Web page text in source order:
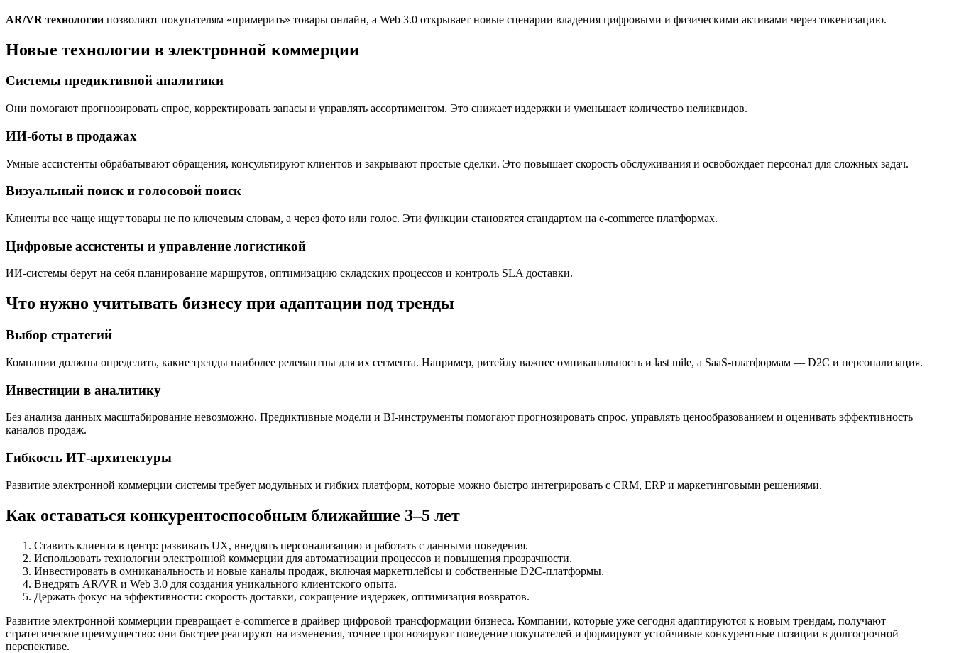
AR/VR технологии позволяют покупателям «примерить» товары онлайн, а Web 3.0 открывает новые сценарии владения цифровыми и физическими активами через токенизацию.
Новые технологии в электронной коммерции
Системы предиктивной аналитики
Они помогают прогнозировать спрос, корректировать запасы и управлять ассортиментом. Это снижает издержки и уменьшает количество неликвидов.
ИИ-боты в продажах
Умные ассистенты обрабатывают обращения, консультируют клиентов и закрывают простые сделки. Это повышает скорость обслуживания и освобождает персонал для сложных задач.
Визуальный поиск и голосовой поиск
Клиенты все чаще ищут товары не по ключевым словам, а через фото или голос. Эти функции становятся стандартом на e-commerce платформах.
Цифровые ассистенты и управление логистикой
ИИ-системы берут на себя планирование маршрутов, оптимизацию складских процессов и контроль SLA доставки.
Что нужно учитывать бизнесу при адаптации под тренды
Выбор стратегий
Компании должны определить, какие тренды наиболее релевантны для их сегмента. Например, ритейлу важнее омниканальность и last mile, а SaaS-платформам — D2C и персонализация.
Инвестиции в аналитику
Без анализа данных масштабирование невозможно. Предиктивные модели и BI-инструменты помогают прогнозировать спрос, управлять ценообразованием и оценивать эффективность
каналов продаж.
Гибкость ИТ-архитектуры
Развитие электронной коммерции системы требует модульных и гибких платформ, которые можно быстро интегрировать с CRM, ERP и маркетинговыми решениями.
Как оставаться конкурентоспособным ближайшие 3–5 лет
Ставить клиента в центр: развивать UX, внедрять персонализацию и работать с данными поведения.
Использовать технологии электронной коммерции для автоматизации процессов и повышения прозрачности.
Инвестировать в омниканальность и новые каналы продаж, включая маркетплейсы и собственные D2C-платформы.
Внедрять AR/VR и Web 3.0 для создания уникального клиентского опыта.
Держать фокус на эффективности: скорость доставки, сокращение издержек, оптимизация возвратов.
Развитие электронной коммерции превращает e-commerce в драйвер цифровой трансформации бизнеса. Компании, которые уже сегодня адаптируются к новым трендам, получают
стратегическое преимущество: они быстрее реагируют на изменения, точнее прогнозируют поведение покупателей и формируют устойчивые конкурентные позиции в долгосрочной
перспективе.